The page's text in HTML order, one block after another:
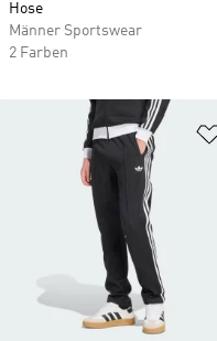
Hose
Männer Sportswear
2 Farben